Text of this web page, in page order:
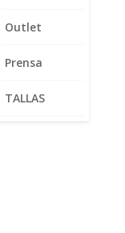
Outlet
Prensa
TALLAS